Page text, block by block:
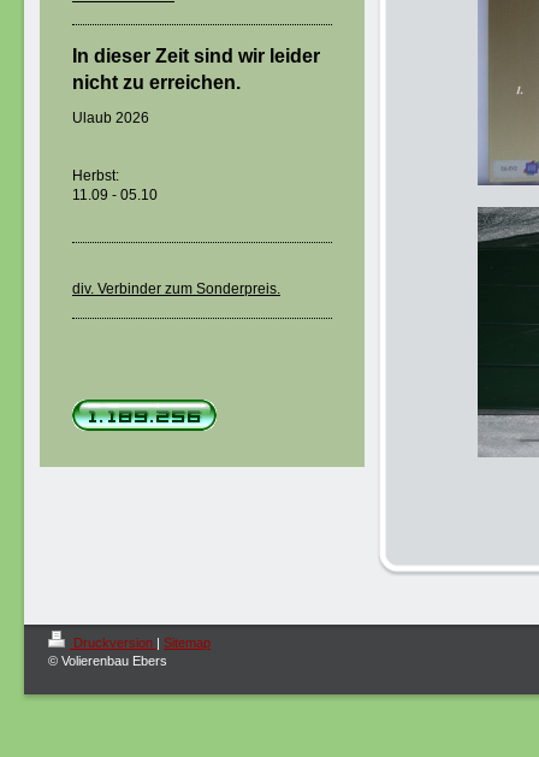
In dieser Zeit sind wir leider
nicht zu erreichen.
Ulaub 2026
Herbst:
11.09 - 05.10
div. Verbinder zum Sonderpreis.
Druckversion | Sitemap
© Volierenbau Ebers